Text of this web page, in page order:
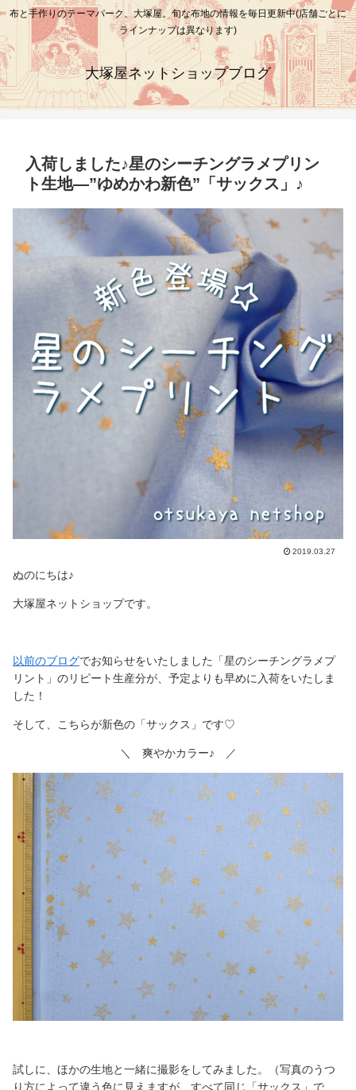
布と手作りのテーマパーク、大塚屋。旬な布地の情報を毎日更新中(店舗ごとに
ラインナップは異なります)
大塚屋ネットショップブログ
入荷しました♪星のシーチングラメプリン
ト生地―”ゆめかわ新色”「サックス」♪
2019.03.27
ぬのにちは♪
大塚屋ネットショップです。
以前のブログでお知らせをいたしました「星のシーチングラメプ
リント」のリピート生産分が、予定よりも早めに入荷をいたしま
した！
そして、こちらが新色の「サックス」です♡
＼ 爽やかカラー♪ ／
試しに、ほかの生地と一緒に撮影をしてみました。（写真のうつ
り方によって違う色に見えますが、すべて同じ「サックス」で